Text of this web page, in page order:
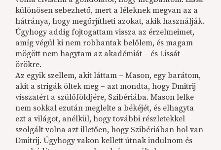
különösen sebezhető, mert a léleknek megvan az a
hátránya, hogy megőrjítheti azokat, akik használják.
Úgyhogy addig fojtogattam vissza az érzelmeimet,
amíg végül ki nem robbantak belőlem, és magam
mögött nem hagytam az akadémiát – és Lissát –
örökre.
Az egyik szellem, akit láttam – Mason, egy barátom,
akit a strigák öltek meg – azt mondta, hogy Dmitrij
visszatért a szülőföldjére, Szibériába. Mason lelke
nem sokkal ezután meglelte a békéjét, és elhagyta
ezt a világot, anélkül, hogy további részletekkel
szolgált volna azt illetően, hogy Szibériában hol van
Dmitrij. Úgyhogy vakon kellett útnak indulnom és